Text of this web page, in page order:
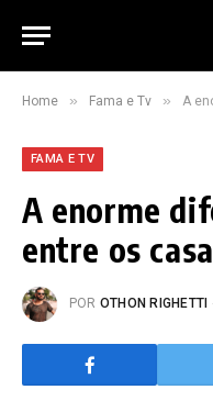
Home » Fama e Tv » A
FAMA E TV
A enorme
entre os
POR OTHON RIGHETTI